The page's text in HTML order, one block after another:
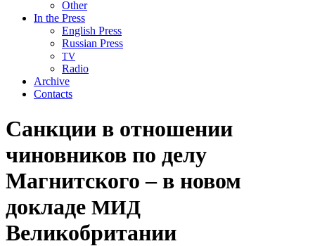
Other
In the Press
English Press
Russian Press
TV
Radio
Archive
Contacts
Санкции в отношении
чиновников по делу
Магнитского – в новом
докладе МИД
Великобритании